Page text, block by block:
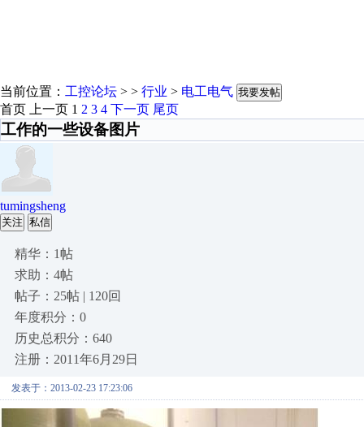
当前位置： 工控论坛 > > 行业 > 电工电气 我要发帖
首页 上一页 1 2 3 4 下一页 尾页
工作的一些设备图片
tumingsheng
关注 私信
精华：1帖
求助：4帖
帖子：25帖 | 120回
年度积分：0
历史总积分：640
注册：2011年6月29日
发表于：2013-02-23 17:23:06